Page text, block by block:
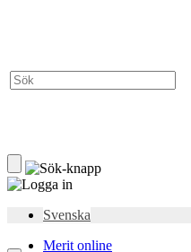
Svenska
Merit online